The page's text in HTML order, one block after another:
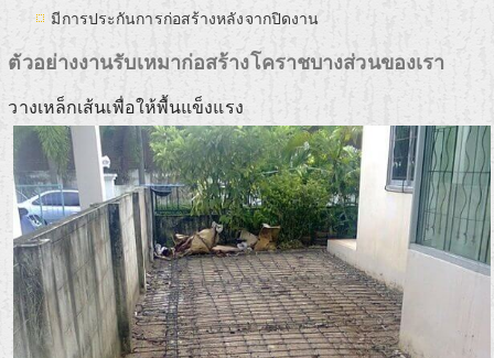
มีการประกันการก่อสร้างหลังจากปิดงาน
ตัวอย่างงานรับเหมาก่อสร้างโคราชบางส่วนของเรา
วางเหล็กเส้นเพื่อให้พื้นแข็งแรง